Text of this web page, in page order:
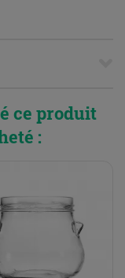
ce produit
: